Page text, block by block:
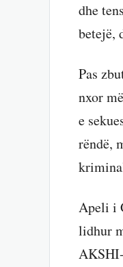
dhe
betejë,
Pas
nxor
e
rëndë,
Apeli i
lidhur